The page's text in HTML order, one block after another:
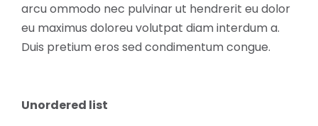
arcu ommodo nec pulvinar ut hendrerit eu dolor
eu maximus doloreu volutpat diam interdum a.
Duis pretium eros sed condimentum congue.
Unordered list